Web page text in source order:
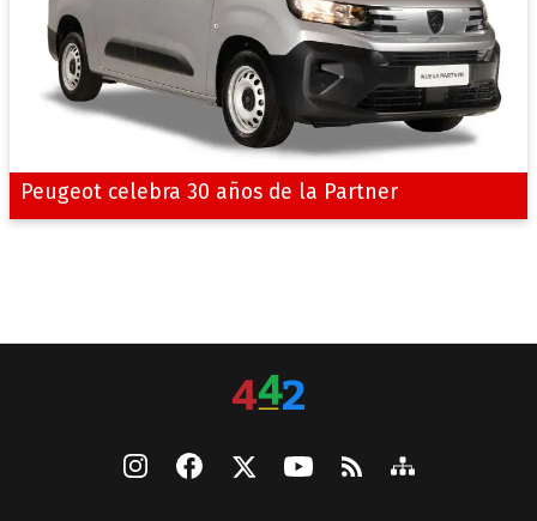
Peugeot celebra 30 años de la Partner